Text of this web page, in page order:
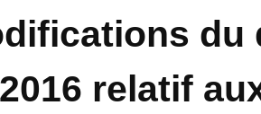
du
relatif